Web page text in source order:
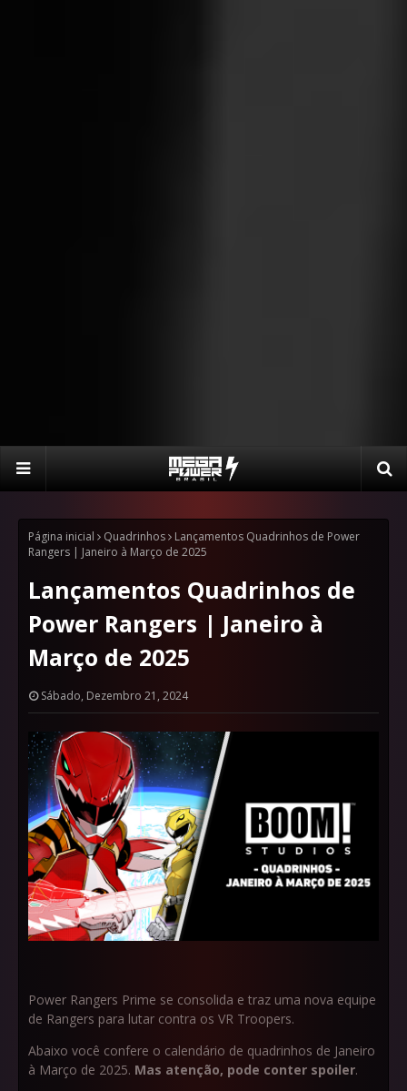
Página inicial Quadrinhos
Lançamentos Quadrinhos de Power
Rangers | Janeiro à Março de 2025
Lançamentos Quadrinhos de
Power Rangers | Janeiro à
Março de 2025
Sábado, Dezembro 21, 2024
Power Rangers Prime se consolida e traz uma nova equipe
de Rangers para lutar contra os VR Troopers.
Abaixo você confere o calendário de quadrinhos de Janeiro
à Março de 2025. Mas atenção, pode conter spoiler.